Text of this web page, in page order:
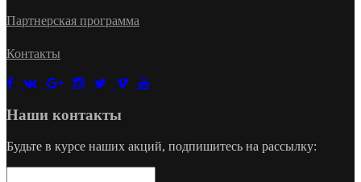
Партнерская программа
Контакты
Наши контакты
Будьте в курсе наших акций, подпишитесь на рассылку: